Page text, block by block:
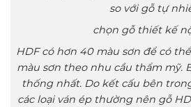
so với gỗ tự
chọn gỗ thiết kế
HDF có hơn 40 màu sơn để có
màu sơn theo nhu cầu thẩm mỹ.
thống nhất. Do kết cấu bên
các loại ván ép thường nên gỗ